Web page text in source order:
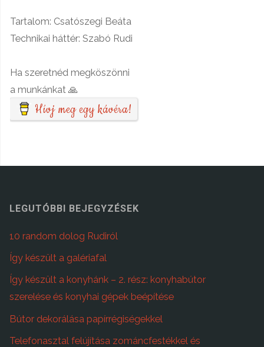
Tartalom: Csatószegi Beáta
Technikai háttér: Szabó Rudi
Ha szeretnéd megköszönni
a munkánkat 🙏
Hívj meg egy kávéra!
LEGUTÓBBI BEJEGYZÉSEK
10 random dolog Rudiról
Így készült a galériafal
Így készült a konyhánk – 2. rész: konyhabútor
szerelése és konyhai gépek beépítése
Bútor dekorálása papírrégiségekkel
Telefonasztal felújítása zománcfestékkel és